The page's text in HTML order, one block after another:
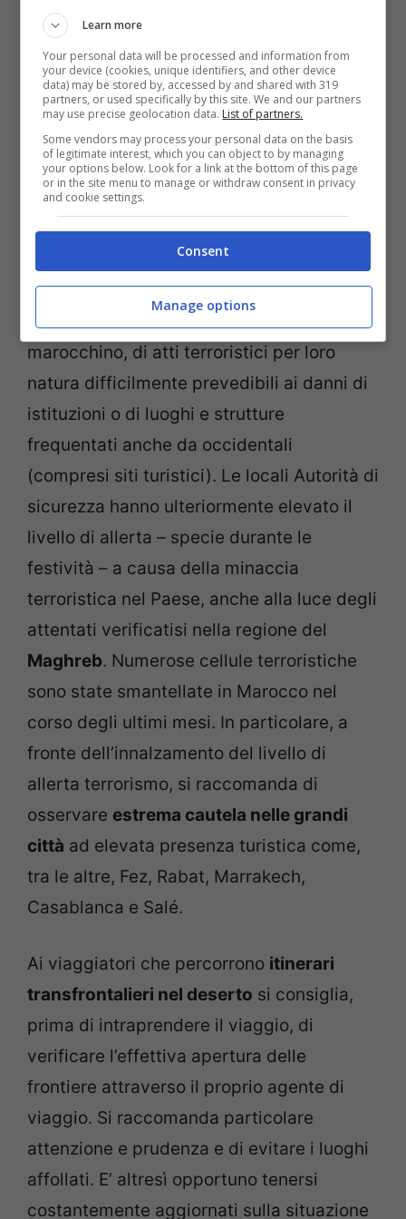
0021698301496 o Sala Operativa
dell’Unità di Crisi allo 0039 06 36225.
Marocco
Il Marocco non presenta particolari allarmi
riguardo alla sicurezza, tuttavia, anche per
la delicata posizione del Paese è
mantenere elevata la soglia
di attenzionein considerazione del rischio
presente, anche su tutto il territorio
marocchino, di atti terroristici per loro
natura difficilmente prevedibili ai danni di
istituzioni o di luoghi e strutture
frequentati anche da occidentali
(compresi siti turistici). Le locali Autorità di
sicurezza hanno ulteriormente elevato il
livello di allerta – specie durante le
festività – a causa della minaccia
terroristica nel Paese, anche alla luce degli
attentati verificatisi nella regione del
Maghreb. Numerose cellule terroristiche
sono state smantellate in Marocco nel
corso degli ultimi mesi. In particolare, a
fronte dell’innalzamento del livello di
allerta terrorismo, si raccomanda di
osservare estrema cautela nelle grandi
città ad elevata presenza turistica come,
tra le altre, Fez, Rabat, Marrakech,
Casablanca e Salé.
Ai viaggiatori che percorrono itinerari
transfrontalieri nel deserto si consiglia,
prima di intraprendere il viaggio, di
verificare l’effettiva apertura delle
frontiere attraverso il proprio agente di
viaggio. Si raccomanda particolare
attenzione e prudenza e di evitare i luoghi
affollati. E’ altresì opportuno tenersi
costantemente aggiornati sulla situazione
Learn more
Your personal data will be processed and information from
your device (cookies, unique identifiers, and other device
data) may be stored by, accessed by and shared with 319
partners, or used specifically by this site. We and our partners
may use precise geolocation data. List of partners.
Some vendors may process your personal data on the basis
of legitimate interest, which you can object to by managing
your options below. Look for a link at the bottom of this page
or in the site menu to manage or withdraw consent in privacy
and cookie settings.
Consent
Manage options